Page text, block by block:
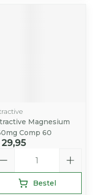
Magnesium
Comp 60
Bestel